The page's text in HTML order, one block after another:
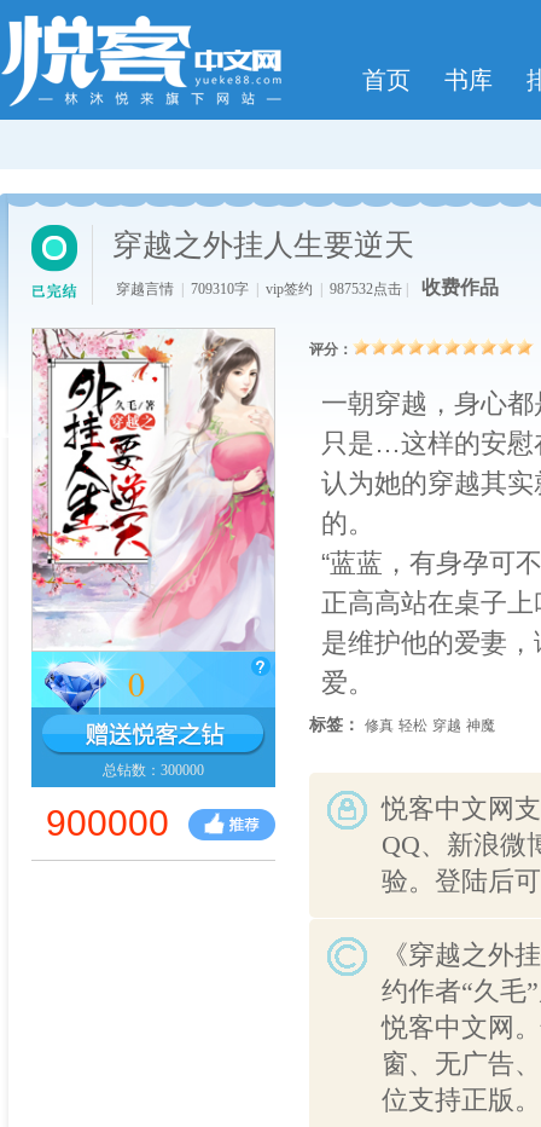
首页 书库
穿越之外挂人生要逆天
穿越言情 709310字 vip签约 987532点击 收费作品
0
总钻数：300000
900000
评分：
一朝穿越，身心
只是…这样的安慰
认为她的穿越其
的。
“蓝蓝，有身孕可
正高高站在桌子
是维护他的爱妻
爱。
标签： 修真 轻松 穿越 神魔
悦客中文网
QQ、新浪微
验。登陆后
《穿越之外
约作者“久毛
悦客中文网
窗、无广告
位支持正版。